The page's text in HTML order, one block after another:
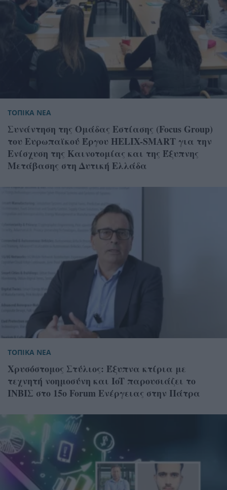
ΤΟΠΙΚΑ ΝΕΑ
Συνάντηση της Ομάδας Εστίασης (Focus Group)
του Ευρωπαϊκού Έργου HELIX-SMART για την
Ενίσχυση της Καινοτομίας και της Έξυπνης
Μετάβασης στη Δυτική Ελλάδα
ΤΟΠΙΚΑ ΝΕΑ
Χρυσόστομος Στύλιος: Έξυπνα κτίρια με
τεχνητή νοημοσύνη και IoT παρουσιάζει το
ΙΝΒΙΣ στο 15ο Forum Ενέργειας στην Πάτρα